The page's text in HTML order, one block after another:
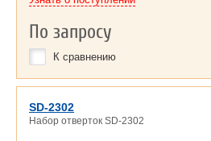
По запросу
К сравнению
SD-2302
Набор отверток SD-2302